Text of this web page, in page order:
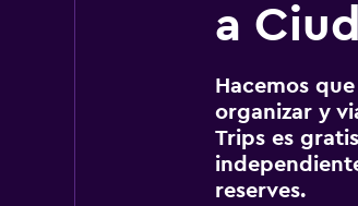
a
Hacemos
organizar y
Trips es
reserves.